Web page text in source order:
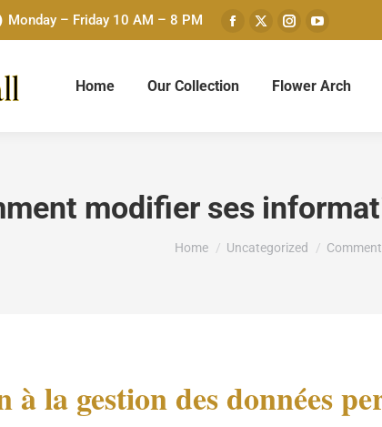
Monday – Friday 10 AM – 8 PM
Facebook
X
opens
Instagram
opens
YouTube
opens
Home Our Collection Flower Arch
modifier ses
You are here:
Home Uncategorized
la gestion des données